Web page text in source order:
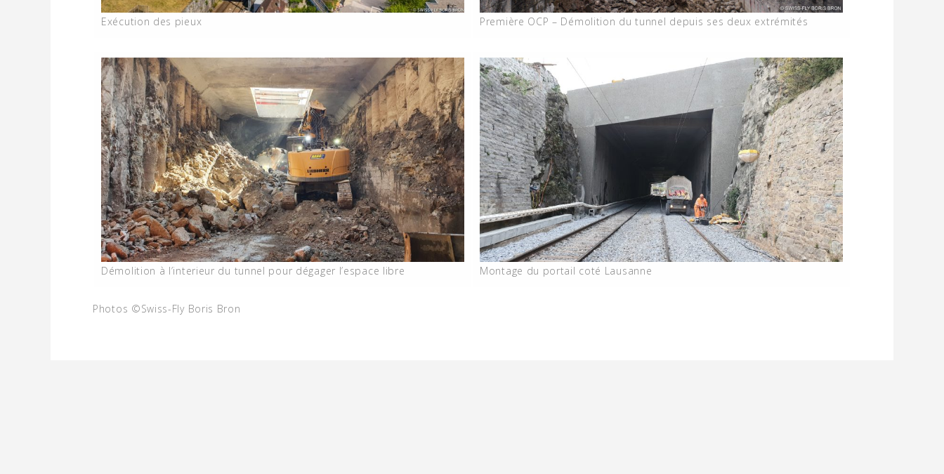
Exécution des pieux Première OCP – Démolition du tunnel depuis ses deux extrémités
Démolition à l’interieur du tunnel pour dégager l’espace libre Montage du portail coté Lausanne
Photos ©Swiss-Fly Boris Bron